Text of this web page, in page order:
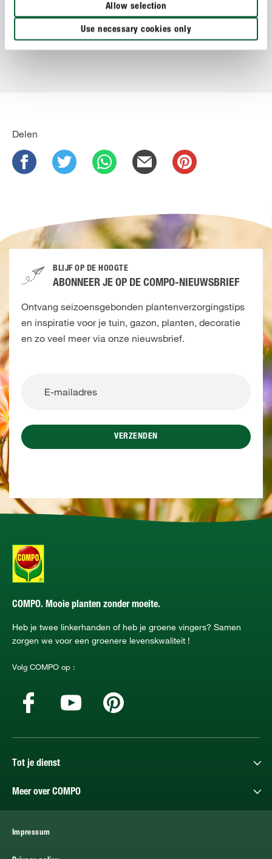
Allow selection
Use necessary cookies only
Delen
BLIJF OP DE HOOGTE
ABONNEER JE OP DE COMPO-NIEUWSBRIEF
Ontvang seizoensgebonden plantenverzorgingstips
en inspiratie voor je tuin, gazon, planten, decoratie
en zo veel meer via onze nieuwsbrief.
VERZENDEN
COMPO. Mooie planten zonder moeite.
Heb je twee linkerhanden of heb je groene vingers? Samen
zorgen we voor een groenere levenskwaliteit !
Volg COMPO op :
Tot je dienst
Meer over COMPO
Impressum